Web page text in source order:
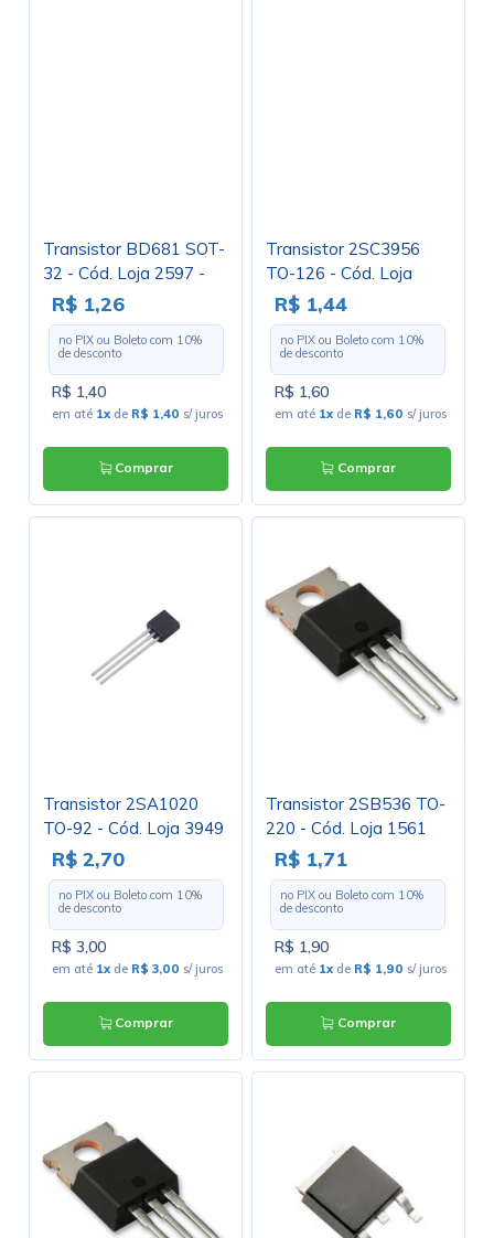
Transistor BD681 SOT-
32 - Cód. Loja 2597 -
ST
R$ 1,26
no PIX ou Boleto com 10%
de desconto
R$ 1,40
em até 1x de R$ 1,40 s/ juros
Comprar
Transistor 2SC3956
TO-126 - Cód. Loja
2577
R$ 1,44
no PIX ou Boleto com 10%
de desconto
R$ 1,60
em até 1x de R$ 1,60 s/ juros
Comprar
Transistor 2SA1020
TO-92 - Cód. Loja 3949
- Toshiba
R$ 2,70
no PIX ou Boleto com 10%
de desconto
R$ 3,00
em até 1x de R$ 3,00 s/ juros
Comprar
Transistor 2SB536 TO-
220 - Cód. Loja 1561
R$ 1,71
no PIX ou Boleto com 10%
de desconto
R$ 1,90
em até 1x de R$ 1,90 s/ juros
Comprar